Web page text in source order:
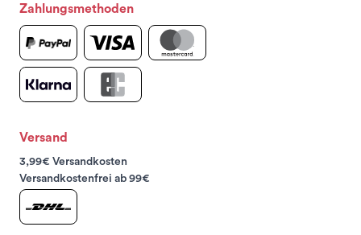
Zahlungsmethoden
Versand
3,99€ Versandkosten
Versandkostenfrei ab 99€